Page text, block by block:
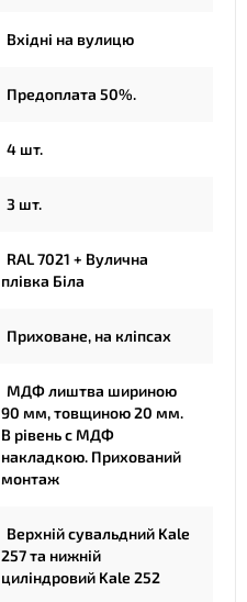
Вхідні на вулицю
Предоплата 50%.
4 шт.
3 шт.
RAL 7021 + Вулична
плівка Біла
Приховане, на кліпсах
МДФ лиштва шириною
90 мм, товщиною 20 мм.
В рівень с МДФ
накладкою. Прихований
монтаж
Верхній сувальдний Kale
257 та нижній
циліндровий Kale 252